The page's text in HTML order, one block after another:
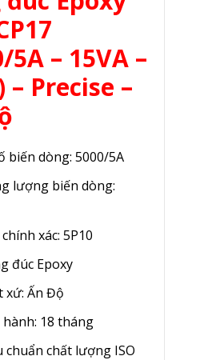
5A – 15VA –
– Precise –
biến dòng: 5000/5A
lượng biến dòng:
xác: 5P10
đúc Epoxy
xứ: Ấn Độ
hành: 18 tháng
chuẩn chất lượng ISO